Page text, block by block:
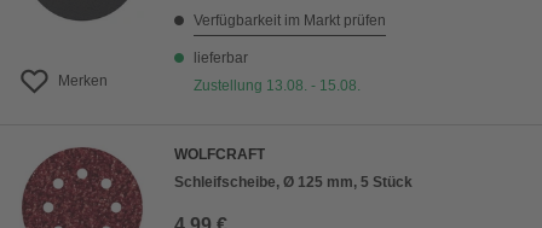
Merken
Verfügbarkeit im Markt prüfen
lieferbar
Zustellung 13.08. - 15.08.
WOLFCRAFT
Schleifscheibe, Ø 125 mm, 5 Stück